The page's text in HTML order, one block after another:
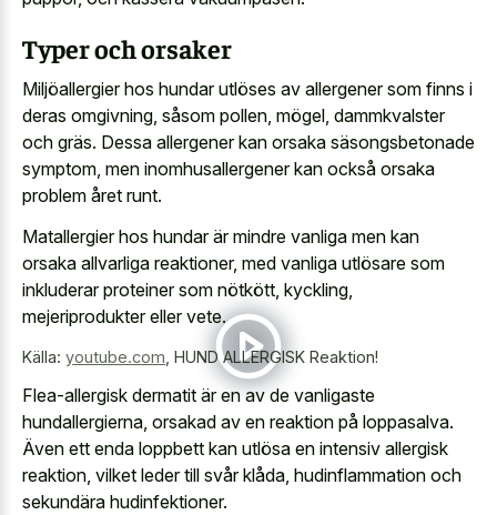
Typer och orsaker
Miljöallergier hos hundar utlöses av allergener som finns i
deras omgivning, såsom pollen, mögel, dammkvalster
och gräs. Dessa allergener kan orsaka säsongsbetonade
symptom, men inomhusallergener kan också orsaka
problem året runt.
Matallergier hos hundar är mindre vanliga men kan
orsaka allvarliga reaktioner, med vanliga utlösare som
inkluderar proteiner som nötkött, kyckling,
mejeriprodukter eller vete.
Källa: youtube.com HUND ALLERGISK Reaktion!
Flea-allergisk dermatit är en av de vanligaste
hundallergierna, orsakad av en reaktion på loppasalva.
Även ett enda loppbett kan utlösa en intensiv allergisk
reaktion, vilket leder till svår klåda, hudinflammation och
sekundära hudinfektioner.